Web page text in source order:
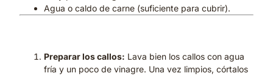
Agua o caldo de carne (suficiente para cubrir).
Preparar los callos: Lava bien los callos con agua
fría y un poco de vinagre. Una vez limpios, córtalos